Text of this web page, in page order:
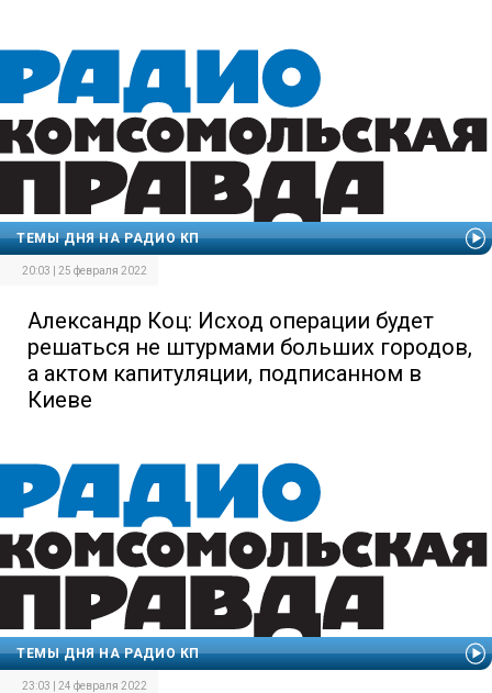
ТЕМЫ ДНЯ НА РАДИО КП
20:03 | 25 февраля 2022
Александр Коц: Исход операции будет
решаться не штурмами больших городов,
а актом капитуляции, подписанном в
Киеве
ТЕМЫ ДНЯ НА РАДИО КП
23:03 | 24 февраля 2022